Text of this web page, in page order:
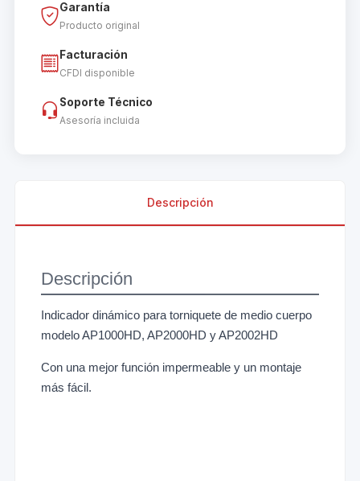
Garantía
Producto original
Facturación
CFDI disponible
Soporte Técnico
Asesoría incluida
Descripción
Descripción
Indicador dinámico para torniquete de medio cuerpo
modelo AP1000HD, AP2000HD y AP2002HD
Con una mejor función impermeable y un montaje
más fácil.